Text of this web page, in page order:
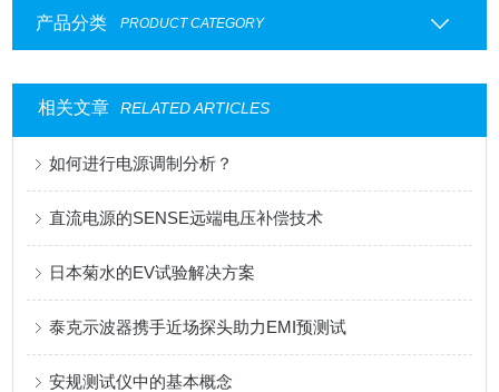
产品分类 PRODUCT CATEGORY
相关文章 RELATED ARTICLES
如何进行电源调制分析？
直流电源的SENSE远端电压补偿技术
日本菊水的EV试验解决方案
泰克示波器携手近场探头助力EMI预测试
安规测试仪中的基本概念